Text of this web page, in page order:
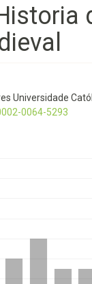
Universidade
0064-5293